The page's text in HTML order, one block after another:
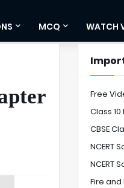
MCQ WATCH
Free
Class
CBSE
NCERT
NCERT
Fire